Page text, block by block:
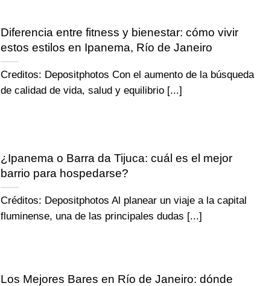
Diferencia entre fitness y bienestar: cómo vivir
estos estilos en Ipanema, Río de Janeiro
Creditos: Depositphotos Con el aumento de la búsqueda
de calidad de vida, salud y equilibrio [...]
¿Ipanema o Barra da Tijuca: cuál es el mejor
barrio para hospedarse?
Créditos: Depositphotos Al planear un viaje a la capital
fluminense, una de las principales dudas [...]
Los Mejores Bares en Río de Janeiro: dónde